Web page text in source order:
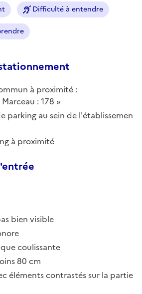
Difficulté à entendre
à proximité :
: 178
parking au sein de l'établissemen
à proximité
bien visible
coulissante
80 cm
éléments contrastés sur la partie